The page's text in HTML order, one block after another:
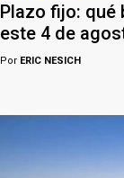
Plazo fijo: qué
este 4 de
Por ERIC NESICH